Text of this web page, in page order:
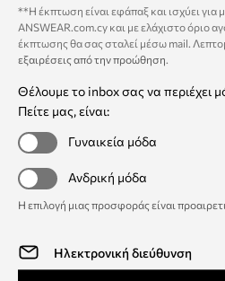
**Η έκπτωση είναι εφάπαξ και ισχύει για
ANSWEAR.com.cy και με ελάχιστο όριο
έκπτωσης θα σας σταλεί μέσω mail.
εξαιρέσεις από την προώθηση.
Θέλουμε το inbox σας να περιέχει
Πείτε μας, είναι:
Γυναικεία μόδα
Ανδρική μόδα
Η επιλογή μιας προσφοράς είναι